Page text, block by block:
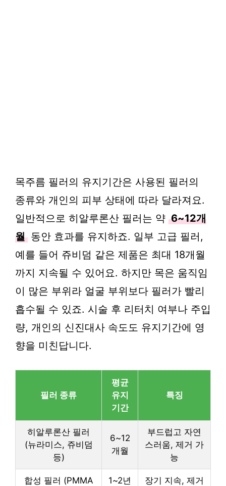
목주름 필러의 유지기간은 사용된 필러의
종류와 개인의 피부 상태에 따라 달라져요.
일반적으로 히알루론산 필러는 약 6~12개
월 동안 효과를 유지하죠. 일부 고급 필러,
예를 들어 쥬비덤 같은 제품은 최대 18개월
까지 지속될 수 있어요. 하지만 목은 움직임
이 많은 부위라 얼굴 부위보다 필러가 빨리
흡수될 수 있죠. 시술 후 리터치 여부나 주입
량, 개인의 신진대사 속도도 유지기간에 영
향을 미친답니다.
필러 종류
평균
유지
기간
특징
히알루론산 필러
(뉴라미스, 쥬비덤
등)
6~12
개월
부드럽고 자연
스러움, 제거 가
능
합성 필러 (PMMA
1~2년
장기 지속, 제거